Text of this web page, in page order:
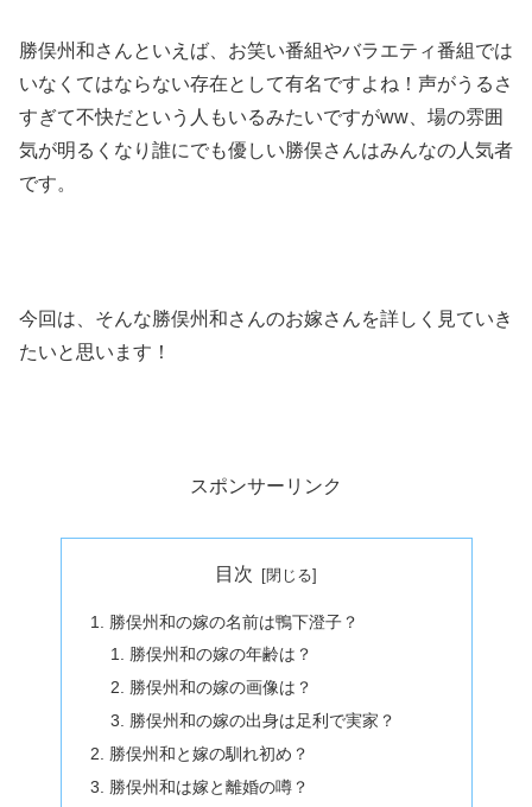
勝俣州和さんといえば、お笑い番組やバラエティ番組では
いなくてはならない存在として有名ですよね！声がうるさ
すぎて不快だという人もいるみたいですがww、場の雰囲
気が明るくなり誰にでも優しい勝俣さんはみんなの人気者
です。
今回は、そんな勝俣州和さんのお嫁さんを詳しく見ていき
たいと思います！
スポンサーリンク
目次
勝俣州和の嫁の名前は鴨下澄子？
勝俣州和の嫁の年齢は？
勝俣州和の嫁の画像は？
勝俣州和の嫁の出身は足利で実家？
勝俣州和と嫁の馴れ初め？
勝俣州和は嫁と離婚の噂？